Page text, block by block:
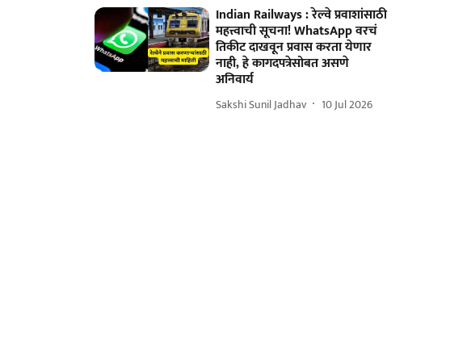
Indian Railways : रेल्वे प्रवाशांसाठी
महत्त्वाची सूचना! WhatsApp वरचं
तिकीट दाखवून प्रवास करता येणार
नाही, हे कागदपत्रेसोबत असणे
अनिवार्य
Sakshi Sunil Jadhav 10 Jul 2026